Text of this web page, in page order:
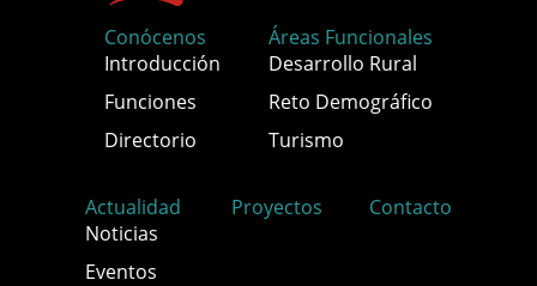
Conócenos
Introducción
Funciones
Directorio
Áreas Funcionales
Desarrollo Rural
Reto Demográfico
Turismo
Actualidad
Noticias
Eventos
Proyectos Contacto